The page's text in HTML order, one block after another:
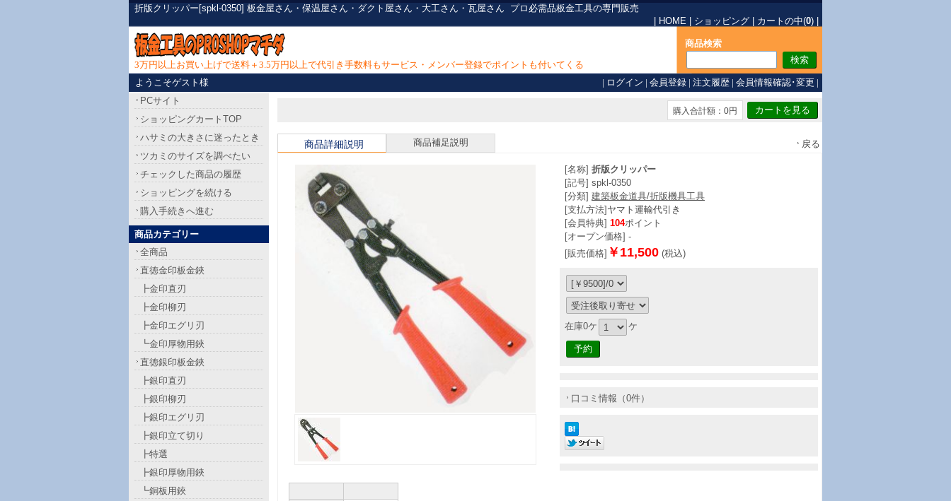
折版クリッパー[spkl-0350] 板金屋さん・保温屋さん・ダクト屋さん・大工さん・瓦屋さん プロ必需品板金工具の専門販売
HOME ショッピング カートの中(0)
3万円以上お買い上げで送料＋3.5万円以上で代引き手数料もサービス・メンバー登録でポイントも付いてくる
商品検索
ようこそゲスト様 | ログイン | 会員登録 | 注文履歴 | 会員情報確認･変更 |
購入合計額：0円
商品詳細説明 商品補足説明 戻る
[名称] 折版クリッパー
[記号] spkl-0350
[分類] 建築板金道具/折版機具工具
[支払方法] ヤマト運輸代引き
[会員特典] 104ポイント
[オープン価格] -
[販売価格] ￥11,500 (税込)
在庫0ケ ケ
口コミ情報（0件）
PCサイト
ショッピングカートTOP
ハサミの大きさに迷ったとき
ツカミのサイズを調べたい
チェックした商品の履歴
ショッピングを続ける
購入手続きへ進む
商品カテゴリー
全商品
直徳金印板金鋏
┣金印直刃
┣金印柳刃
┣金印エグリ刃
┗金印厚物用鋏
直徳銀印板金鋏
┣銀印直刃
┣銀印柳刃
┣銀印エグリ刃
┣銀印立て切り
┣特選
┣銀印厚物用鋏
┗銅板用鋏